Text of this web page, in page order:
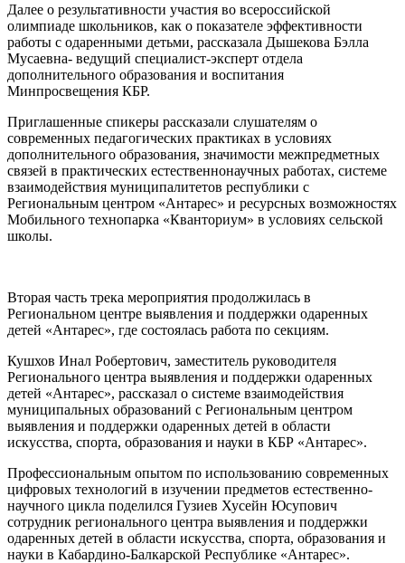
Далее о результативности участия во всероссийской
олимпиаде школьников, как о показателе эффективности
работы с одаренными детьми, рассказала Дышекова Бэлла
Мусаевна- ведущий специалист-эксперт отдела
дополнительного образования и воспитания
Минпросвещения КБР.
Приглашенные спикеры рассказали слушателям о
современных педагогических практиках в условиях
дополнительного образования, значимости межпредметных
связей в практических естественнонаучных работах, системе
взаимодействия муниципалитетов республики с
Региональным центром «Антарес» и ресурсных возможностях
Мобильного технопарка «Кванториум» в условиях сельской
школы.
Вторая часть трека мероприятия продолжилась в
Региональном центре выявления и поддержки одаренных
детей «Антарес», где состоялась работа по секциям.
Кушхов Инал Робертович, заместитель руководителя
Регионального центра выявления и поддержки одаренных
детей «Антарес», рассказал о системе взаимодействия
муниципальных образований с Региональным центром
выявления и поддержки одаренных детей в области
искусства, спорта, образования и науки в КБР «Антарес».
Профессиональным опытом по использованию современных
цифровых технологий в изучении предметов естественно-
научного цикла поделился Гузиев Хусейн Юсупович
сотрудник регионального центра выявления и поддержки
одаренных детей в области искусства, спорта, образования и
науки в Кабардино-Балкарской Республике «Антарес».